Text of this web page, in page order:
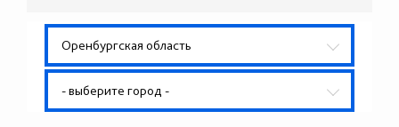
Оренбургская область
- выберите город -